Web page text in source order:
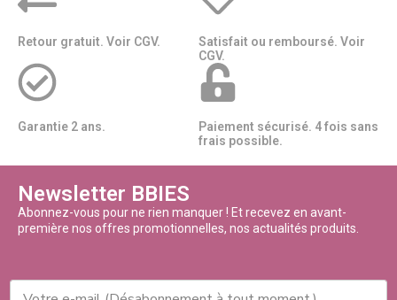
Retour gratuit. Voir CGV.
Satisfait ou remboursé. Voir
CGV.
Garantie 2 ans.
Paiement sécurisé. 4 fois sans
frais possible.
Newsletter BBIES
Abonnez-vous pour ne rien manquer ! Et recevez en avant-
première nos offres promotionnelles, nos actualités produits.